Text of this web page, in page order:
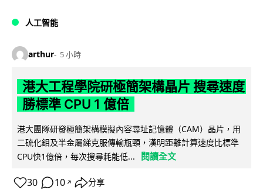
人工智能
arthur 5 小時
港大工程學院研極簡架構晶片 搜尋速度
勝標準 CPU 1 億倍
港大團隊研發極簡架構模擬內容尋址記憶體（CAM）晶片，用
二硫化鉬及半金屬銻克服傳輸瓶頸，漢明距離計算速度比標準
CPU快1億倍，每次搜尋耗能低...
閱讀全文
30 10 ↗ 分享